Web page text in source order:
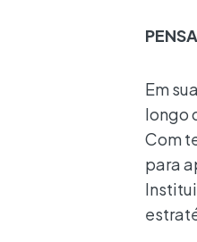
Em
longo
Com
para